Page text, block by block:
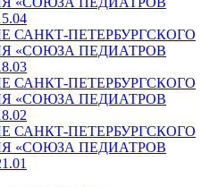
САНКТ-ПЕТЕРБУРГСКОГО
«СОЮЗА ПЕДИАТРОВ
САНКТ-ПЕТЕРБУРГСКОГО
«СОЮЗА ПЕДИАТРОВ
САНКТ-ПЕТЕРБУРГСКОГО
«СОЮЗА ПЕДИАТРОВ